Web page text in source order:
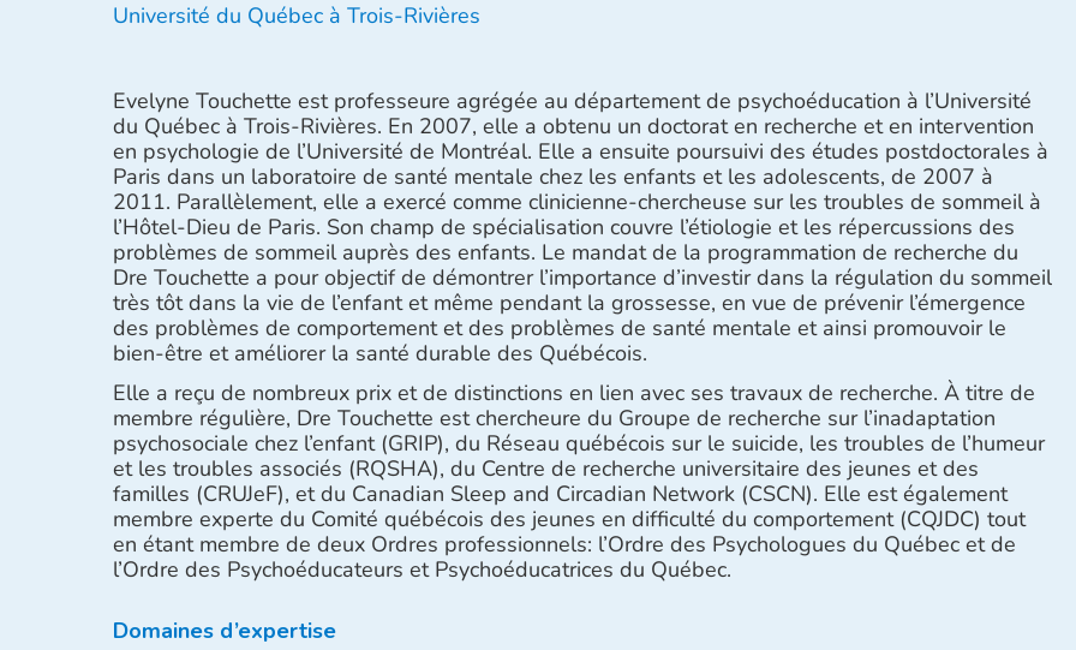
Université du Québec à Trois-Rivières
Evelyne Touchette est professeure agrégée au département de psychoéducation à l’Université
du Québec à Trois-Rivières. En 2007, elle a obtenu un doctorat en recherche et en intervention
en psychologie de l’Université de Montréal. Elle a ensuite poursuivi des études postdoctorales à
Paris dans un laboratoire de santé mentale chez les enfants et les adolescents, de 2007 à
2011. Parallèlement, elle a exercé comme clinicienne-chercheuse sur les troubles de sommeil à
l’Hôtel-Dieu de Paris. Son champ de spécialisation couvre l’étiologie et les répercussions des
problèmes de sommeil auprès des enfants. Le mandat de la programmation de recherche du
Dre Touchette a pour objectif de démontrer l’importance d’investir dans la régulation du sommeil
très tôt dans la vie de l’enfant et même pendant la grossesse, en vue de prévenir l’émergence
des problèmes de comportement et des problèmes de santé mentale et ainsi promouvoir le
bien-être et améliorer la santé durable des Québécois.
Elle a reçu de nombreux prix et de distinctions en lien avec ses travaux de recherche. À titre de
membre régulière, Dre Touchette est chercheure du Groupe de recherche sur l’inadaptation
psychosociale chez l’enfant (GRIP), du Réseau québécois sur le suicide, les troubles de l’humeur
et les troubles associés (RQSHA), du Centre de recherche universitaire des jeunes et des
familles (CRUJeF), et du Canadian Sleep and Circadian Network (CSCN). Elle est également
membre experte du Comité québécois des jeunes en difficulté du comportement (CQJDC) tout
en étant membre de deux Ordres professionnels: l’Ordre des Psychologues du Québec et de
l’Ordre des Psychoéducateurs et Psychoéducatrices du Québec.
Domaines d’expertise